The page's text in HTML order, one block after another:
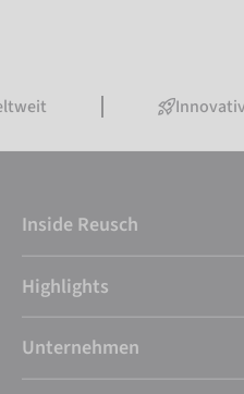
Innovative
Inside Reusch
Highlights
Unternehmen